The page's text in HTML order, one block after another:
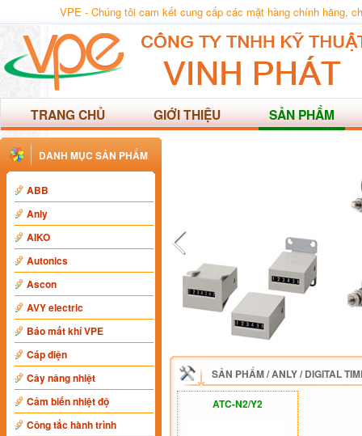
VPE - Chúng tôi cam kết cung cấp các mặt hàng chính hãng,
TRANG CHỦ GIỚI THIỆU SẢN PHẨM
DANH MỤC SẢN PHẨM
ABB
Anly
AIKO
Autonics
Ascon
AVY electric
Báo mất khí VPE
Cáp điện
Cây nâng nhiệt
Cảm biến nhiệt độ
Công tắc hành trình
SẢN PHẨM/ANLY/DIGITAL
ATC-N2/Y2